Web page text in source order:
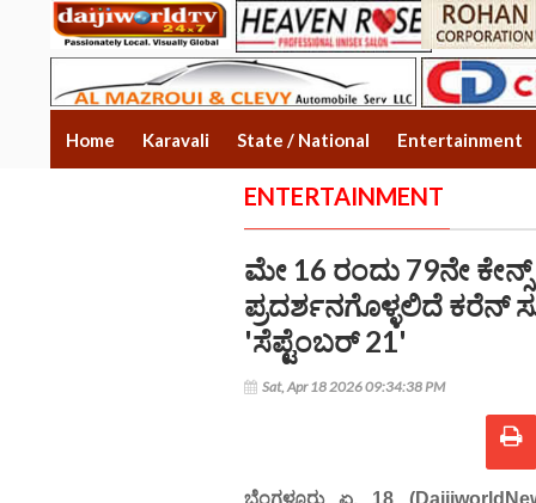
Home Karavali State / National Entertainment
ENTERTAINMENT
ಮೇ 16 ರಂದು 79ನೇ
ಪ್ರದರ್ಶನಗೊಳ್ಳಲಿದೆ ಕರೆನ್
'ಸೆಪ್ಟೆಂಬರ್‌ 21'
Sat, Apr 18 2026 09:34:38 PM
ಬೆಂಗಳೂರು ಏ. 18